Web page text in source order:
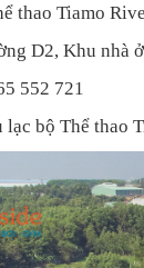
thao Tiamo
D2, Khu nhà
552 721
lạc bộ Thể thao